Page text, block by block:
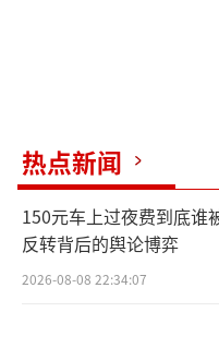
热点新闻
150元车上过夜费到底谁
反转背后的舆论博弈
2026-08-08 22:34:07